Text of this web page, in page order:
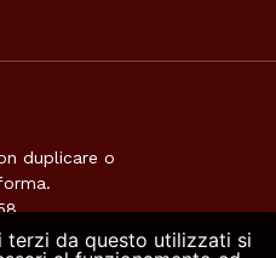
duplicare o
terzi da questo utilizzati si